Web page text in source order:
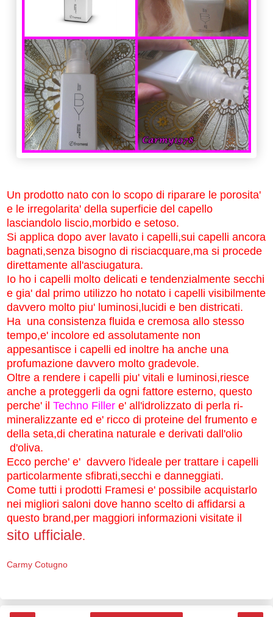
Un prodotto nato con lo scopo di riparare le porosita'
e le irregolarita' della superficie del capello
lasciandolo liscio,morbido e setoso.
Si applica dopo aver lavato i capelli,sui capelli ancora
bagnati,senza bisogno di risciacquare,ma si procede
direttamente all'asciugatura.
Io ho i capelli molto delicati e tendenzialmente secchi
e gia' dal primo utilizzo ho notato i capelli visibilmente
davvero molto piu' luminosi,lucidi e ben districati.
Ha una consistenza fluida e cremosa allo stesso
tempo,e' incolore ed assolutamente non
appesantisce i capelli ed inoltre ha anche una
profumazione davvero molto gradevole.
Oltre a rendere i capelli piu' vitali e luminosi,riesce
anche a proteggerli da ogni fattore esterno, questo
perche' il Techno Filler e' all'idrolizzato di perla ri-
mineralizzante ed e' ricco di proteine del frumento e
della seta,di cheratina naturale e derivati dall'olio
d'oliva.
Ecco perche' e' davvero l'ideale per trattare i capelli
particolarmente sfibrati,secchi e danneggiati.
Come tutti i prodotti Framesi e' possibile acquistarlo
nei migliori saloni dove hanno scelto di affidarsi a
questo brand,per maggiori informazioni visitate il
sito ufficiale.
Carmy Cotugno